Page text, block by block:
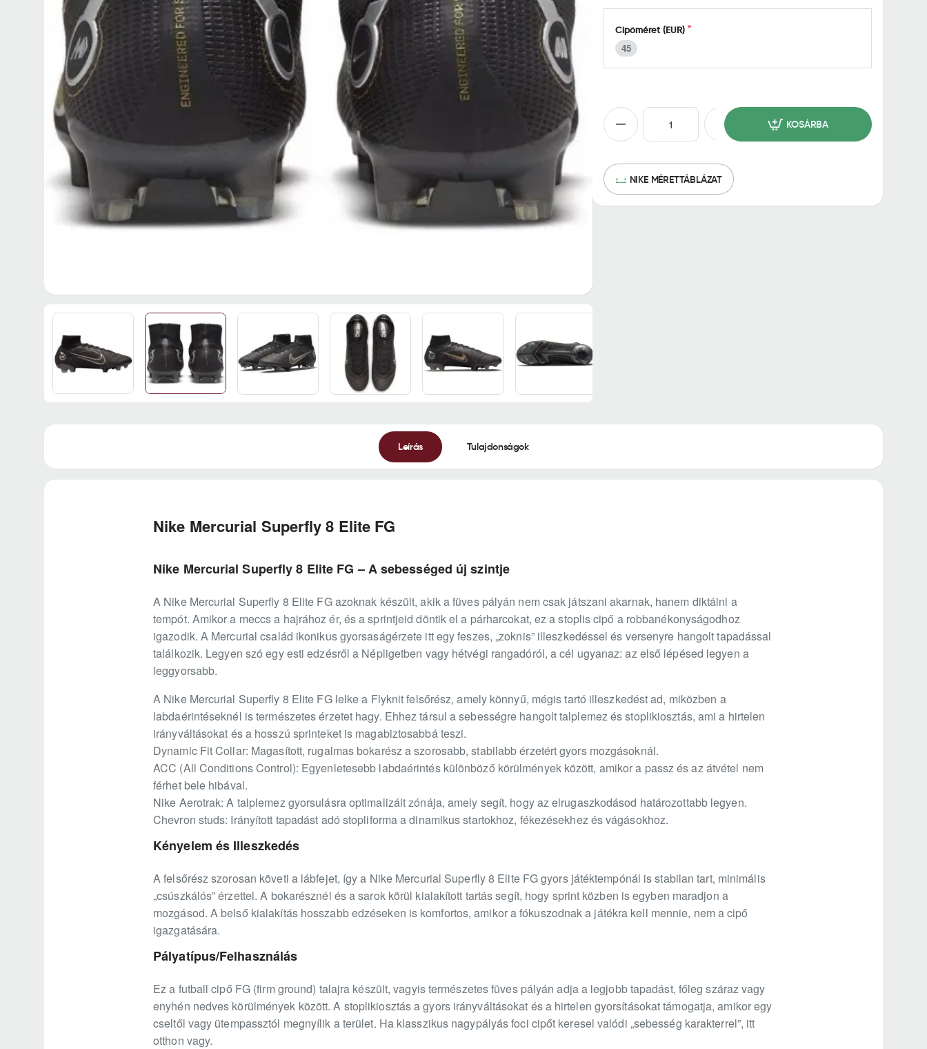
Cipőméret (EUR)
45
KOSÁRBA
NIKE MÉRETTÁBLÁZAT
Leírás Tulajdonságok
Nike Mercurial Superfly 8 Elite FG
Nike Mercurial Superfly 8 Elite FG – A sebességed új szintje
A Nike Mercurial Superfly 8 Elite FG azoknak készült, akik a füves pályán nem csak játszani akarnak, hanem diktálni a
tempót. Amikor a meccs a hajrához ér, és a sprintjeid döntik el a párharcokat, ez a stoplis cipő a robbanékonyságodhoz
igazodik. A Mercurial család ikonikus gyorsaságérzete itt egy feszes, „zoknis” illeszkedéssel és versenyre hangolt tapadással
találkozik. Legyen szó egy esti edzésről a Népligetben vagy hétvégi rangadóról, a cél ugyanaz: az első lépésed legyen a
leggyorsabb.
A Nike Mercurial Superfly 8 Elite FG lelke a Flyknit felsőrész, amely könnyű, mégis tartó illeszkedést ad, miközben a
labdaérintéseknél is természetes érzetet hagy. Ehhez társul a sebességre hangolt talplemez és stoplikiosztás, ami a hirtelen
irányváltásokat és a hosszú sprinteket is magabiztosabbá teszi.
Dynamic Fit Collar: Magasított, rugalmas bokarész a szorosabb, stabilabb érzetért gyors mozgásoknál.
ACC (All Conditions Control): Egyenletesebb labdaérintés különböző körülmények között, amikor a passz és az átvétel nem
férhet bele hibával.
Nike Aerotrak: A talplemez gyorsulásra optimalizált zónája, amely segít, hogy az elrugaszkodásod határozottabb legyen.
Chevron studs: Irányított tapadást adó stopliforma a dinamikus startokhoz, fékezésekhez és vágásokhoz.
Kényelem és Illeszkedés
A felsőrész szorosan követi a lábfejet, így a Nike Mercurial Superfly 8 Elite FG gyors játéktempónál is stabilan tart, minimális
„csúszkálós” érzettel. A bokarésznél és a sarok körül kialakított tartás segít, hogy sprint közben is egyben maradjon a
mozgásod. A belső kialakítás hosszabb edzéseken is komfortos, amikor a fókuszodnak a játékra kell mennie, nem a cipő
igazgatására.
Pályatípus/Felhasználás
Ez a futball cipő FG (firm ground) talajra készült, vagyis természetes füves pályán adja a legjobb tapadást, főleg száraz vagy
enyhén nedves körülmények között. A stoplikiosztás a gyors irányváltásokat és a hirtelen gyorsításokat támogatja, amikor egy
cseltől vagy ütempassztól megnyílik a terület. Ha klasszikus nagypályás foci cipőt keresel valódi „sebesség karakterrel”, itt
otthon vagy.